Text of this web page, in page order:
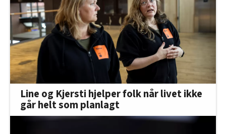
Line og Kjersti hjelper folk når livet ikke
går helt som planlagt